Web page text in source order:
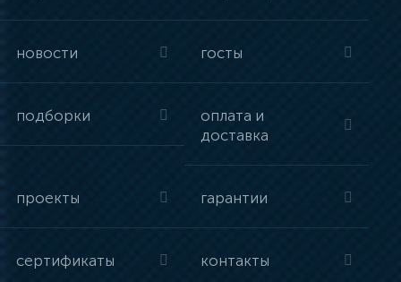
новости госты
подборки
оплата и
доставка
проекты гарантии
сертификаты контакты